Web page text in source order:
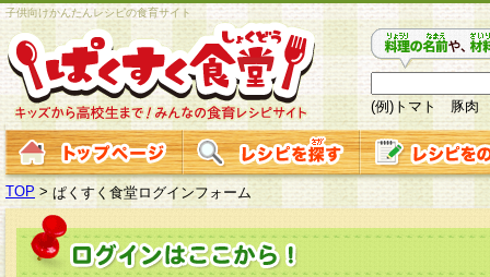
子供向けかんたんレシピの食育サイト
(例)トマト 豚肉
TOP > ぱくすく食堂ログインフォーム